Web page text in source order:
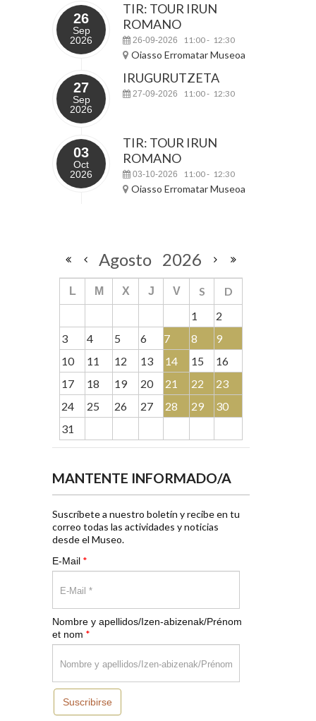
26
Sep
2026
TIR: TOUR IRUN
ROMANO
26-09-2026 11:00- 12:30
Oiasso Erromatar Museoa
27
Sep
2026
IRUGURUTZETA
27-09-2026 11:00- 12:30
03
Oct
2026
TIR: TOUR IRUN
ROMANO
03-10-2026 11:00- 12:30
Oiasso Erromatar Museoa
Agosto 2026
L M X J V S
D
1
2
3
4 5 6 7 8
9
10
11 12 13 14 15
16
17
18 19 20 21 22
23
24
25 26 27 28 29
30
31
MANTENTE INFORMADO/A
Suscríbete a nuestro boletín y recibe en tu
correo todas las actividades y noticias
desde el Museo.
E-Mail *
Nombre y apellidos/Izen-abizenak/Prénom
et nom *
Suscribirse